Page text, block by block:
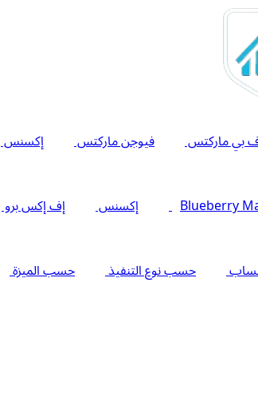
بي ماركتس فيوجن ماركتس إكسنس
Blueberry إكسنس إف إكس برو
حسب نوع التنفيذ حسب الميزة